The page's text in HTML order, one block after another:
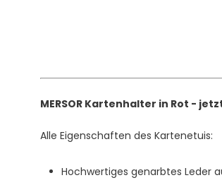
MERSOR Kartenhalter in Rot -
Alle Eigenschaften des Kartenetuis:
Hochwertiges genarbtes Leder